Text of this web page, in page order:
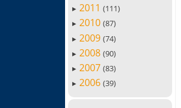
► 2011 (111)
► 2010 (87)
► 2009 (74)
► 2008 (90)
► 2007 (83)
► 2006 (39)